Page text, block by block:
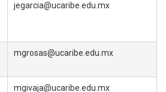
jegarcia@ucaribe.edu.mx
mgrosas@ucaribe.edu.mx
mgivaja@ucaribe.edu.mx